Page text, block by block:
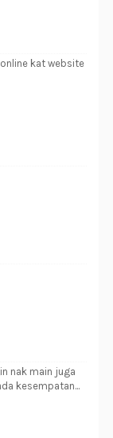
kat website
nak main juga
kesempatan...